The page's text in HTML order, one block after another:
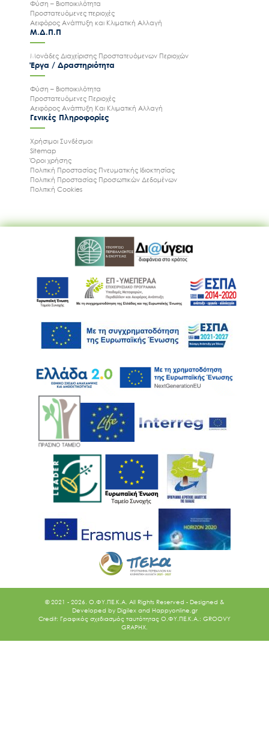
Φύση – Βιοποικιλότητα
Προστατευόμενες περιοχές
Αειφόρος Ανάπτυξη και Κλιματική Αλλαγή
Μ.Δ.Π.Π
Μονάδες Διαχείρισης Προστατευόμενων Περιοχών
Έργα / Δραστηριότητα
Φύση – Βιοποικιλότητα
Προστατευόμενες Περιοχές
Αειφόρος Ανάπτυξη Και Κλιματική Αλλαγή
Γενικές Πληροφορίες
Χρήσιμοι Συνδέσμοι
Sitemap
Όροι χρήσης
Πολιτική Προστασίας Πνευματικής Ιδιοκτησίας
Πολιτική Προστασίας Προσωπικών Δεδομένων
Πολιτική Cookies
© 2021 - 2026. O.ΦΥ.ΠΕ.Κ.Α. All Rights Reserved - Designed &
Developed by Digilex and Happyonline.gr
Credit: Γραφικός σχεδιασμός ταυτότητας Ο.ΦΥ.ΠΕ.Κ.Α.: GROOVY
GRAPHX.